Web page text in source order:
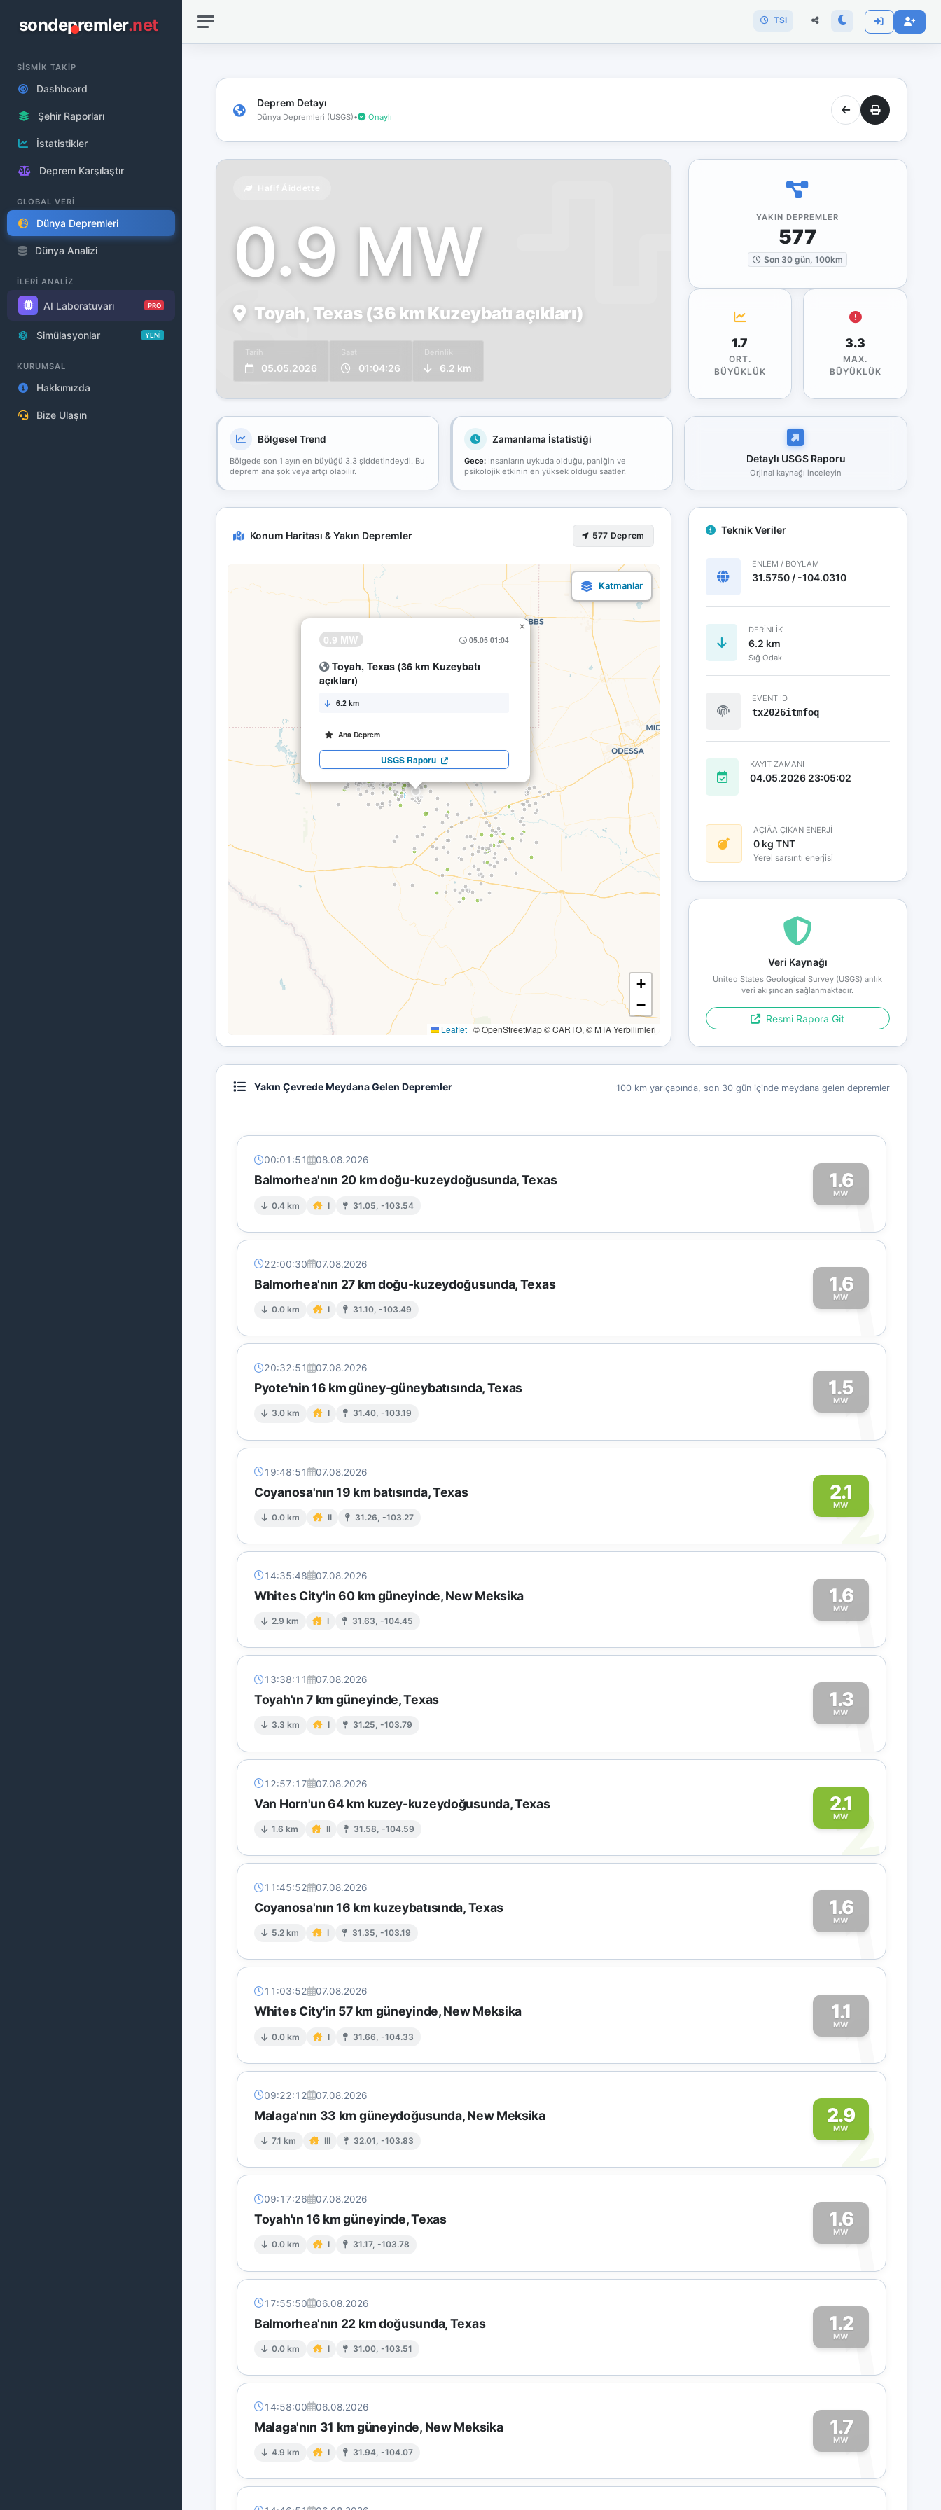
sondepremler.net
SİSMİK TAKİP
Dashboard
Şehir Raporları
İstatistikler
Deprem Karşılaştır
GLOBAL VERİ
Dünya Depremleri
Dünya Analizi
İLERİ ANALİZ
AI Laboratuvarı PRO
Simülasyonlar YENİ
KURUMSAL
Hakkımızda
Bize Ulaşın
TSI
Deprem Detayı
Dünya Depremleri (USGS)• Onaylı
0.9 MW
Toyah, Texas (36 km Kuzeybatı açıkları)
Tarih
05.05.2026
Saat
01:04:26
Derinlik
6.2 km
YAKIN DEPREMLER
577
Son 30 gün, 100km
1.7
ORT.
BÜYÜKLÜK
3.3
MAX.
BÜYÜKLÜK
Bölgesel Trend
Bölgede son 1 ayın en büyüğü 3.3 şiddetindeydi. Bu
deprem ana şok veya artçı olabilir.
Zamanlama İstatistiği
Gece:İnsanların uykuda olduğu, paniğin ve
psikolojik etkinin en yüksek olduğu saatler.
Detaylı USGS Raporu
Orjinal kaynağı inceleyin
Konum Haritası & Yakın Depremler 577 Deprem
0.9 MW 05.05 01:04
Toyah, Texas (36 km Kuzeybatı
açıkları)
6.2 km
Ana Deprem
USGS Raporu
×
+
−
Leaflet | © OpenStreetMap © CARTO, © MTA Yerbilimleri
Teknik Veriler
ENLEM / BOYLAM
31.5750 / -104.0310
DERINLIK
6.2 km
Sığ Odak
EVENT ID
tx2026itmfoq
KAYIT ZAMANI
04.05.2026 23:05:02
AÇIÄA ÇIKAN ENERJİ
0 kg TNT
Yerel sarsıntı enerjisi
Veri Kaynağı
United States Geological Survey (USGS) anlık
veri akışından sağlanmaktadır.
Resmi Rapora Git
Yakın Çevrede Meydana Gelen Depremler 100 km yarıçapında, son 30 gün içinde meydana gelen depremler
00:01:51 08.08.2026
Balmorhea'nın 20 km doğu-kuzeydoğusunda, Texas
0.4 km I 31.05, -103.54
1.6
MW
1
22:00:30 07.08.2026
Balmorhea'nın 27 km doğu-kuzeydoğusunda, Texas
0.0 km I 31.10, -103.49
1.6
MW
1
20:32:51 07.08.2026
Pyote'nin 16 km güney-güneybatısında, Texas
3.0 km I 31.40, -103.19
1.5
MW
1
19:48:51 07.08.2026
Coyanosa'nın 19 km batısında, Texas
0.0 km II 31.26, -103.27
2.1
MW
2
14:35:48 07.08.2026
Whites City'in 60 km güneyinde, New Meksika
2.9 km I 31.63, -104.45
1.6
MW
1
13:38:11 07.08.2026
Toyah'ın 7 km güneyinde, Texas
3.3 km I 31.25, -103.79
1.3
MW
1
12:57:17 07.08.2026
Van Horn'un 64 km kuzey-kuzeydoğusunda, Texas
1.6 km II 31.58, -104.59
2.1
MW
2
11:45:52 07.08.2026
Coyanosa'nın 16 km kuzeybatısında, Texas
5.2 km I 31.35, -103.19
1.6
MW
1
11:03:52 07.08.2026
Whites City'in 57 km güneyinde, New Meksika
0.0 km I 31.66, -104.33
1.1
MW
1
09:22:12 07.08.2026
Malaga'nın 33 km güneydoğusunda, New Meksika
7.1 km III 32.01, -103.83
2.9
MW
2
09:17:26 07.08.2026
Toyah'ın 16 km güneyinde, Texas
0.0 km I 31.17, -103.78
1.6
MW
1
17:55:50 06.08.2026
Balmorhea'nın 22 km doğusunda, Texas
0.0 km I 31.00, -103.51
1.2
MW
1
14:58:00 06.08.2026
Malaga'nın 31 km güneyinde, New Meksika
4.9 km I 31.94, -104.07
1.7
MW
1
bağlantınız